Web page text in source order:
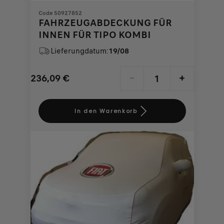
Code 50927852
FAHRZEUGABDECKUNG FÜR
INNEN FÜR TIPO KOMBI
Lieferungdatum:19/08
236,09 €
Price
236,09
- +
Quantity
updated
In den Warenkorb